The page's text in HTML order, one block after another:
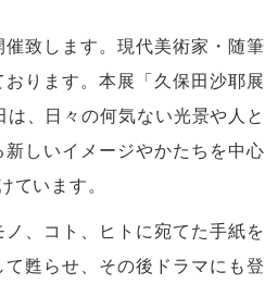
致します。現代美術家・随筆
ります。本展「久保田沙耶展
、日々の何気ない光景や人と
しいイメージやかたちを中心
ています。
、コト、ヒトに宛てた手紙を
甦らせ、その後ドラマにも登